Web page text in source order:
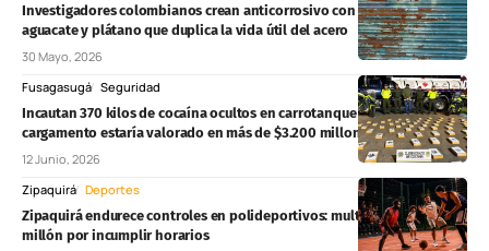
Investigadores colombianos crean anticorrosivo con residuos de café,
aguacate y plátano que duplica la vida útil del acero
30 Mayo, 2026
Fusagasugá Seguridad
Incautan 370 kilos de cocaína ocultos en carrotanque en Fusagasugá:
cargamento estaría valorado en más de $3.200 millones
12 Junio, 2026
Zipaquirá Deportes
Zipaquirá endurece controles en polideportivos: multas superarían $1
millón por incumplir horarios